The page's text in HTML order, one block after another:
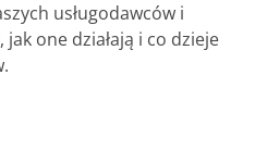
usługodawców i
one działają i co dzieje